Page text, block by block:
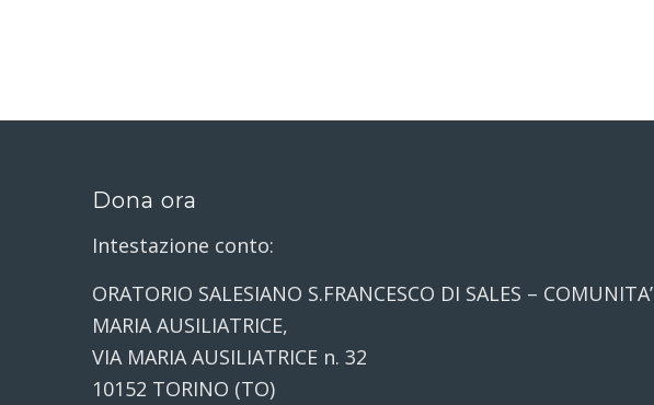
Dona ora
Intestazione conto:
ORATORIO SALESIANO S.FRANCESCO DI SALES – COMUNITA’
MARIA AUSILIATRICE,
VIA MARIA AUSILIATRICE n. 32
10152 TORINO (TO)